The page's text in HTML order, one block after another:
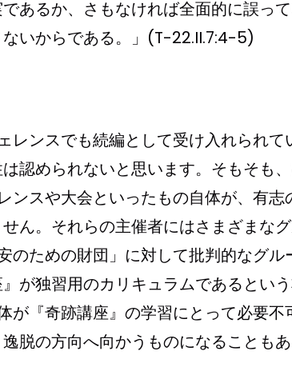
あるか、さもなければ全面的に誤っ
いからである。」(T-22.II.7:4-5)
ンスでも続編として受け入れられて
認められないと思います。そもそも
スや大会といったもの自体が、有志
ん。それらの主催者にはさまざまなグ
のための財団」に対して批判的なグル
が独習用のカリキュラムであるとい
が『奇跡講座』の学習にとって必要
脱の方向へ向かうものになることもあ